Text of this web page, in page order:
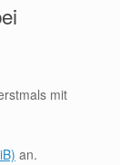
mit
an.